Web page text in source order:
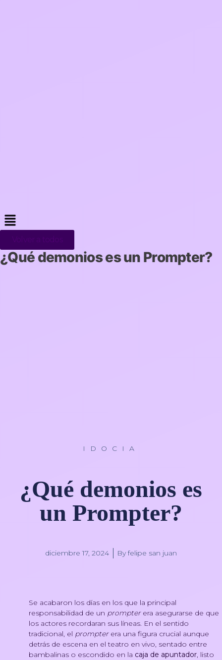
¿Qué demonios es un Prompter?
IDOCIA
¿Qué demonios es
un Prompter?
diciembre 17, 2024 Byfelipe san juan
Se acabaron los días en los que la principal
responsabilidad de un prompterera asegurarse de que
los actores recordaran sus líneas. En el sentido
tradicional, el prompterera una figura crucial aunque
detrás de escena en el teatro en vivo, sentado entre
bambalinas o escondido en la caja de apuntador, listo